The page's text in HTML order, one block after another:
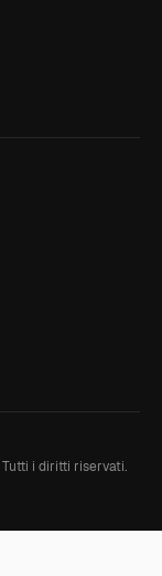
Tutti i diritti riservati.